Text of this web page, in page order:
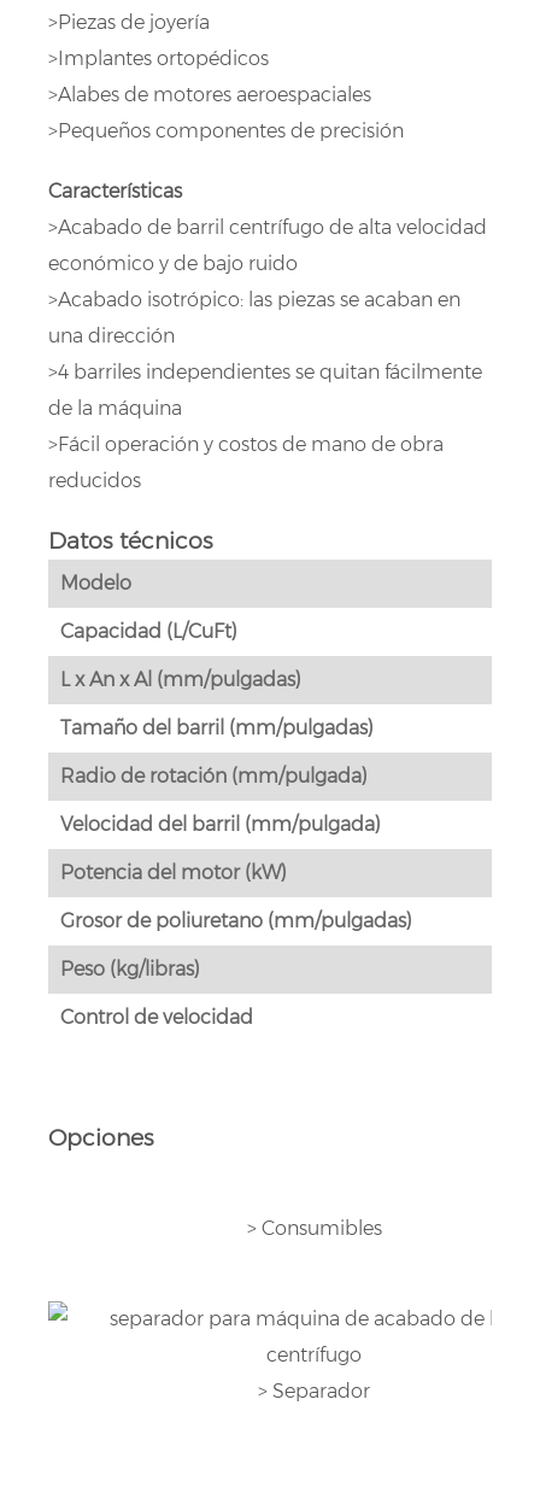
>Piezas de joyería
>Implantes ortopédicos
>Alabes de motores aeroespaciales
>Pequeños componentes de precisión
Características
>Acabado de barril centrífugo de alta velocidad
económico y de bajo ruido
>Acabado isotrópico: las piezas se acaban en
una dirección
>4 barriles independientes se quitan fácilmente
de la máquina
>Fácil operación y costos de mano de obra
reducidos
Datos técnicos
Modelo
Capacidad (L/CuFt)
L x An x Al (mm/pulgadas)
Tamaño del barril (mm/pulgadas)
Radio de rotación (mm/pulgada)
Velocidad del barril (mm/pulgada)
Potencia del motor (kW)
Grosor de poliuretano (mm/pulgadas)
Peso (kg/libras)
Control de velocidad
Opciones
> Consumibles
> Separador